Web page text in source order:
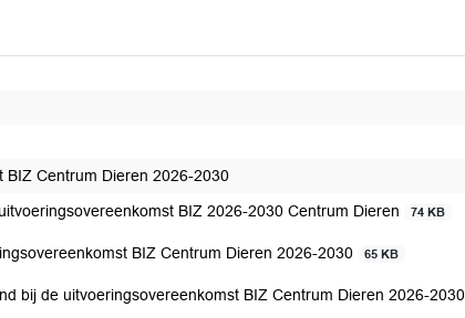
BIZ Centrum Dieren 2026-2030
BIZ 2026-2030 Centrum Dieren 74 KB
BIZ Centrum Dieren 2026-2030 65 KB
bij de uitvoeringsovereenkomst BIZ Centrum Dieren 2026-2030